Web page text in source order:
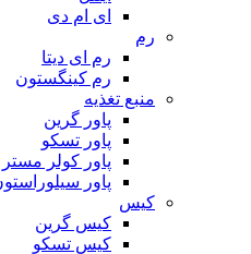
ای ام دی
رم
رم ای دیتا
رم کینگستون
منبع تغذیه
پاور گرین
پاور تسکو
پاور کولر مستر
پاور
کیس
کیس گرین
کیس تسکو